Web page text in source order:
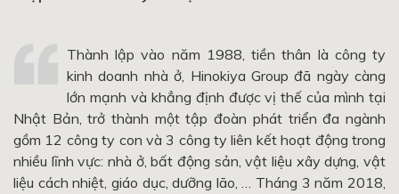
Thành lập vào năm 1988, tiền thân là công ty
kinh doanh nhà ở, Hinokiya Group đã ngày càng
lớn mạnh và khẳng định được vị thế của mình tại
Nhật Bản, trở thành một tập đoàn phát triển đa ngành
gồm 12 công ty con và 3 công ty liên kết hoạt động trong
nhiều lĩnh vực: nhà ở, bất động sản, vật liệu xây dựng, vật
liệu cách nhiệt, giáo dục, dưỡng lão, … Tháng 3 năm 2018,